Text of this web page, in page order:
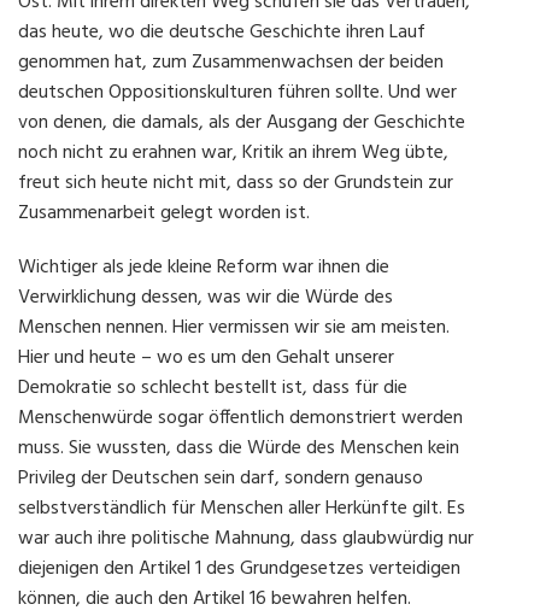
das heute, wo die deutsche Geschichte ihren Lauf
genommen hat, zum Zusammenwachsen der beiden
deutschen Oppositionskulturen führen sollte. Und wer
von denen, die damals, als der Ausgang der Geschichte
noch nicht zu erahnen war, Kritik an ihrem Weg übte,
freut sich heute nicht mit, dass so der Grundstein zur
Zusammenarbeit gelegt worden ist.
Wichtiger als jede kleine Reform war ihnen die
Verwirklichung dessen, was wir die Würde des
Menschen nennen. Hier vermissen wir sie am meisten.
Hier und heute – wo es um den Gehalt unserer
Demokratie so schlecht bestellt ist, dass für die
Menschenwürde sogar öffentlich demonstriert werden
muss. Sie wussten, dass die Würde des Menschen kein
Privileg der Deutschen sein darf, sondern genauso
selbstverständlich für Menschen aller Herkünfte gilt. Es
war auch ihre politische Mahnung, dass glaubwürdig nur
diejenigen den Artikel 1 des Grundgesetzes verteidigen
können, die auch den Artikel 16 bewahren helfen.